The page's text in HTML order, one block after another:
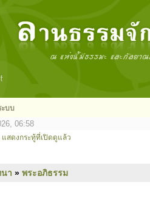
ะบบ
06:58
แสดงกระทู้ที่เปิดดูแล้ว
า » พระอภิธรรม